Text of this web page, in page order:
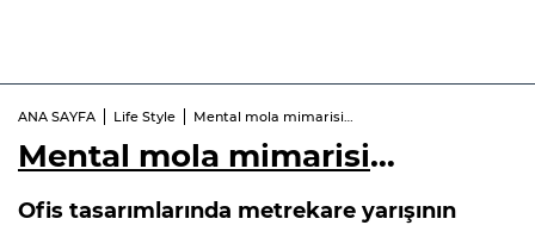
ANA SAYFA Life Style Mental mola mimarisi…
Mental mola mimarisi…
Ofis tasarımlarında metrekare yarışının